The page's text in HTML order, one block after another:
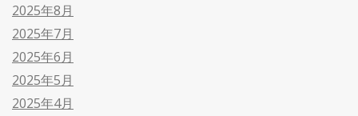
2025年8月
2025年7月
2025年6月
2025年5月
2025年4月